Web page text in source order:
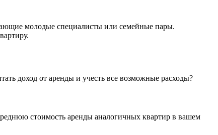
молодые специалисты или семейные пары.
доход от аренды и учесть все возможные расходы?
стоимость аренды аналогичных квартир в вашем